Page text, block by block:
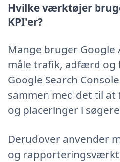
Hvilke værktøjer
KPI'er?
Mange bruger Google
måle trafik, adfærd og
Google Search
sammen med det til
og placeringer i
Derudover anvender
og